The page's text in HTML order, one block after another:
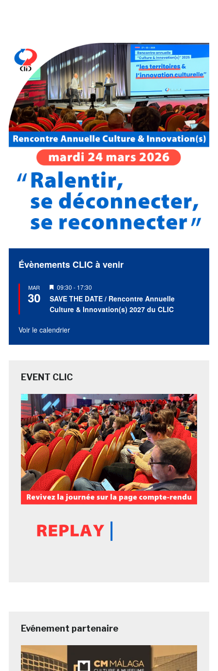
Évènements CLIC à venir
MAR
30
Mis
en
avant
09:30 - 17:30
SAVE THE DATE / Rencontre Annuelle
Culture & Innovation(s) 2027 du CLIC
Voir le calendrier
EVENT CLIC
Evénement partenaire